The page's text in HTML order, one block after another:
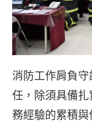
消防工作肩負
任，除須具備
務經驗的累積